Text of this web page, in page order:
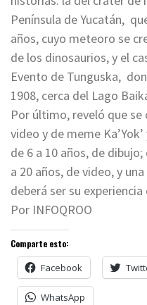
Península de Yucatán,
años, cuyo meteoro se
de los dinosaurios, y el
Evento de Tunguska,
1908, cerca del Lago
Por último, reveló que
video y de meme
de 6 a 10 años, de
a 20 años, de video, y
deberá ser su
Por INFOQROO
Comparte esto:
Facebook
WhatsApp